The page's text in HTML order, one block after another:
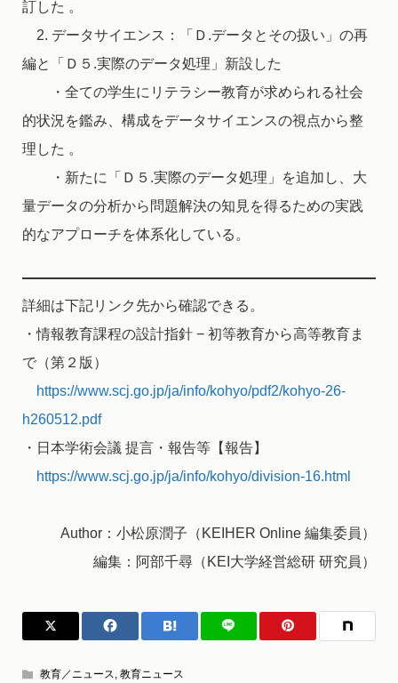
訂した 。
2. データサイエンス：「Ｄ.データとその扱い」の再
編と「Ｄ５.実際のデータ処理」新設した
・全ての学生にリテラシー教育が求められる社会
的状況を鑑み、構成をデータサイエンスの視点から整
理した 。
・新たに「Ｄ５.実際のデータ処理」を追加し、大
量データの分析から問題解決の知見を得るための実践
的なアプローチを体系化している。
詳細は下記リンク先から確認できる。
・情報教育課程の設計指針 − 初等教育から高等教育ま
で（第２版）
https://www.scj.go.jp/ja/info/kohyo/pdf2/kohyo-26-
h260512.pdf
・日本学術会議 提言・報告等【報告】
https://www.scj.go.jp/ja/info/kohyo/division-16.html
Author：小松原潤子（KEIHER Online 編集委員）
編集：阿部千尋（KEI大学経営総研 研究員）
教育／ニュース 教育ニュース